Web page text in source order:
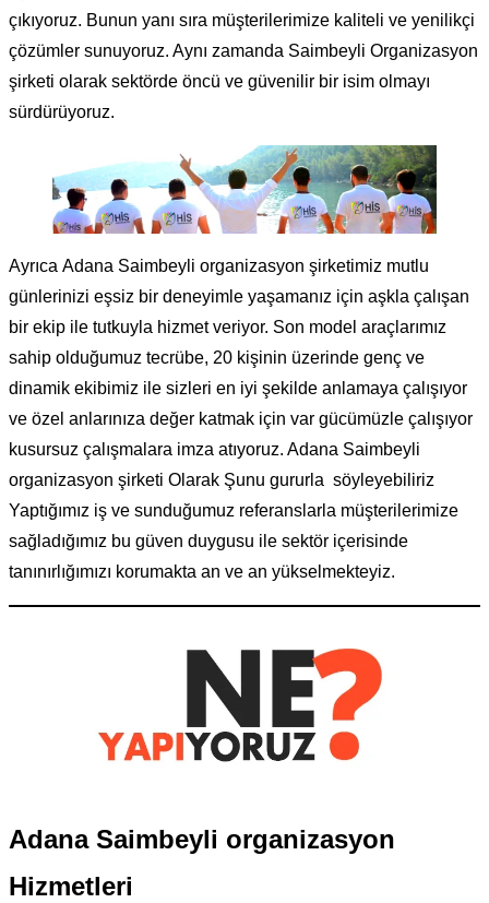
çıkıyoruz. Bunun yanı sıra müşterilerimize kaliteli ve yenilikçi
çözümler sunuyoruz. Aynı zamanda Saimbeyli Organizasyon
şirketi olarak sektörde öncü ve güvenilir bir isim olmayı
sürdürüyoruz.
Ayrıca Adana Saimbeyli organizasyon şirketimiz mutlu
günlerinizi eşsiz bir deneyimle yaşamanız için aşkla çalışan
bir ekip ile tutkuyla hizmet veriyor. Son model araçlarımız
sahip olduğumuz tecrübe, 20 kişinin üzerinde genç ve
dinamik ekibimiz ile sizleri en iyi şekilde anlamaya çalışıyor
ve özel anlarınıza değer katmak için var gücümüzle çalışıyor
kusursuz çalışmalara imza atıyoruz. Adana Saimbeyli
organizasyon şirketi Olarak Şunu gururla söyleyebiliriz
Yaptığımız iş ve sunduğumuz referanslarla müşterilerimize
sağladığımız bu güven duygusu ile sektör içerisinde
tanınırlığımızı korumakta an ve an yükselmekteyiz.
Adana Saimbeyli organizasyon
Hizmetleri